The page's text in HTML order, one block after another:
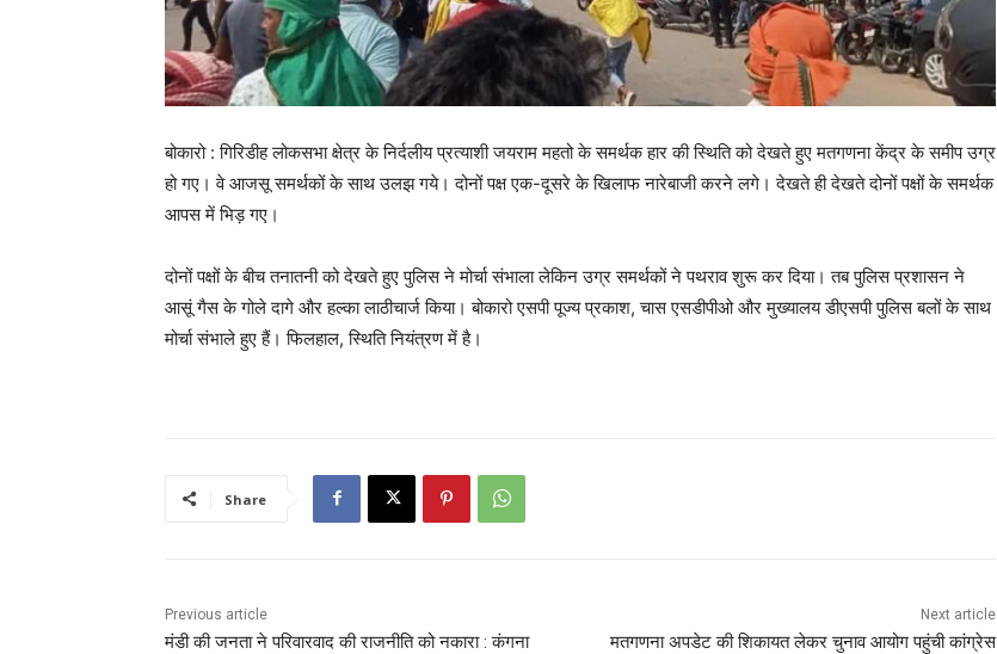
बोकारो : गिरिडीह लोकसभा क्षेत्र के निर्दलीय प्रत्याशी जयराम महतो के समर्थक हार की स्थिति को देखते हुए मतगणना केंद्र के समीप उग्र
हो गए। वे आजसू समर्थकों के साथ उलझ गये। दोनों पक्ष एक-दूसरे के खिलाफ नारेबाजी करने लगे। देखते ही देखते दोनों पक्षों के समर्थक
आपस में भिड़ गए।
दोनों पक्षों के बीच तनातनी को देखते हुए पुलिस ने मोर्चा संभाला लेकिन उग्र समर्थकों ने पथराव शुरू कर दिया। तब पुलिस प्रशासन ने
आसूं गैस के गोले दागे और हल्का लाठीचार्ज किया। बोकारो एसपी पूज्य प्रकाश, चास एसडीपीओ और मुख्यालय डीएसपी पुलिस बलों के साथ
मोर्चा संभाले हुए हैं। फिलहाल, स्थिति नियंत्रण में है।
Share
Previous article
मंडी की जनता ने परिवारवाद की राजनीति को नकारा : कंगना
Next article
मतगणना अपडेट की शिकायत लेकर चुनाव आयोग पहुंची कांग्रेस